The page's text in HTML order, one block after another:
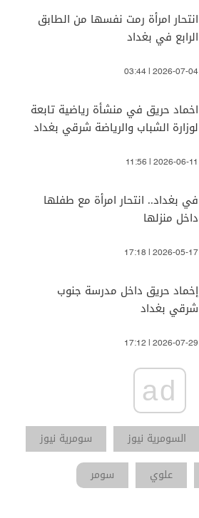
انتحار امرأة رمت نفسها من الطابق
الرابع في بغداد
03:44 | 2026-07-04
اخماد حريق في منشأة رياضية تابعة
لوزارة الشباب والرياضة شرقي بغداد
11:56 | 2026-06-11
في بغداد.. انتحار امرأة مع طفلها
داخل منزلها
17:18 | 2026-05-17
إخماد حريق داخل مدرسة جنوب
شرقي بغداد
17:12 | 2026-07-29
ad
السومرية نيوز
سومرية نيوز
علوي سومر